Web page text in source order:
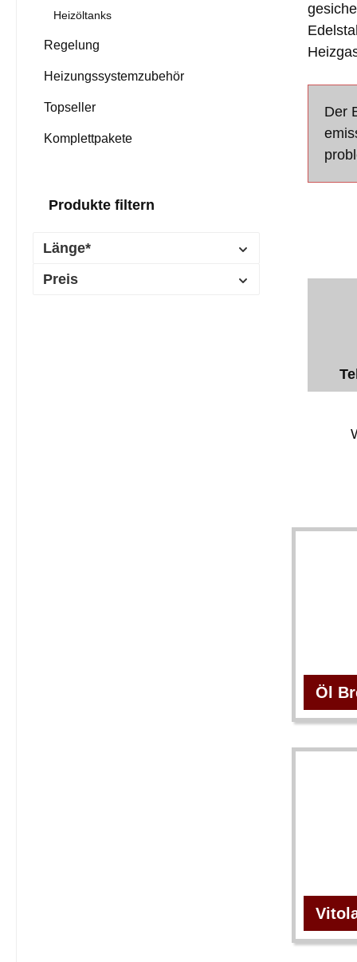
Heizöltanks
Regelung
Heizungssystemzubehör
Topseller
Komplettpakete
Produkte filtern
Länge*
Preis
Der
Öl